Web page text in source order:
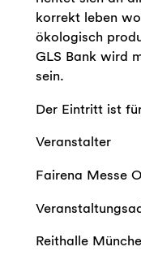
korrekt leben
ökologisch
GLS Bank wird
sein.
Der Eintritt ist
Veranstalter
Fairena Messe
Reithalle